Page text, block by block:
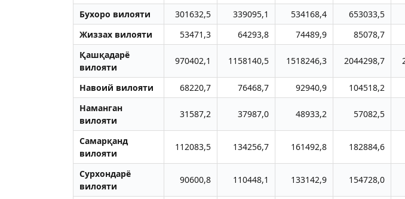
Бухоро вилояти 301632,5 339095,1 534168,4 653033,5
Жиззах вилояти
53471,3 64293,8 74489,9 85078,7
Қашқадарё
вилояти
970402,1 1158140,5 1518246,3 2044298,7
Навоий вилояти 68220,7 76468,7 92940,9 104518,2
Наманган
вилояти
31587,2 37987,0 48933,2 57082,5
Самарқанд
вилояти
112083,5 134256,7 161492,8 182884,6
Сурхондарё
вилояти
90600,8 110448,1 133142,9 154728,0